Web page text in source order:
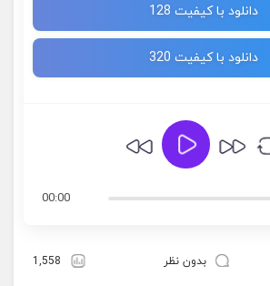
دانلود با کیفیت 128
دانلود با کیفیت 320
00:00
بدون نظر 1,558